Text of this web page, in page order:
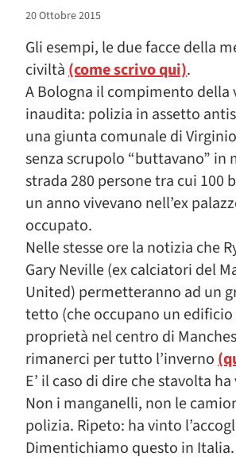
20 Ottobre 2015
Gli esempi, le due facce della
civiltà(come scrivo qui).
A Bologna il compimento della
inaudita: polizia in assetto
una giunta comunale di
senza scrupolo “buttavano” in
strada 280 persone tra cui 100
un anno vivevano nell’ex
occupato.
Nelle stesse ore la notizia che
Gary Neville (ex calciatori del
United) permetteranno ad un
tetto (che occupano un
proprietà nel centro di
rimanerci per tutto l’inverno
E’ il caso di dire che stavolta
Non i manganelli, non le
polizia. Ripeto: ha vinto
Dimentichiamo questo in Italia.